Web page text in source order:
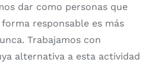
dar como personas que
responsable es más
Trabajamos con
alternativa a esta actividad